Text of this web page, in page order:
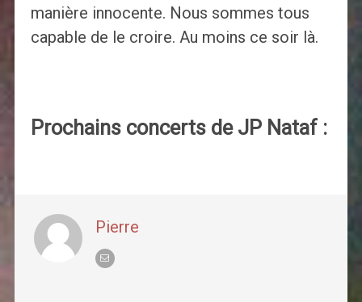
manière innocente. Nous sommes tous
capable de le croire. Au moins ce soir là.
Prochains concerts de JP Nataf :
Pierre